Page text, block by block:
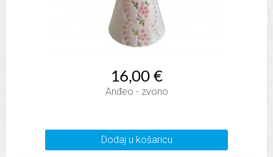
16,00 €
Anđeo - zvono
Dodaj u košaricu